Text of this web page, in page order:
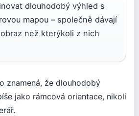
dlouhodobý výhled s
mapou – společně dávají
než kterýkoli z nich
znamená, že dlouhodobý
jako rámcová orientace, nikoli